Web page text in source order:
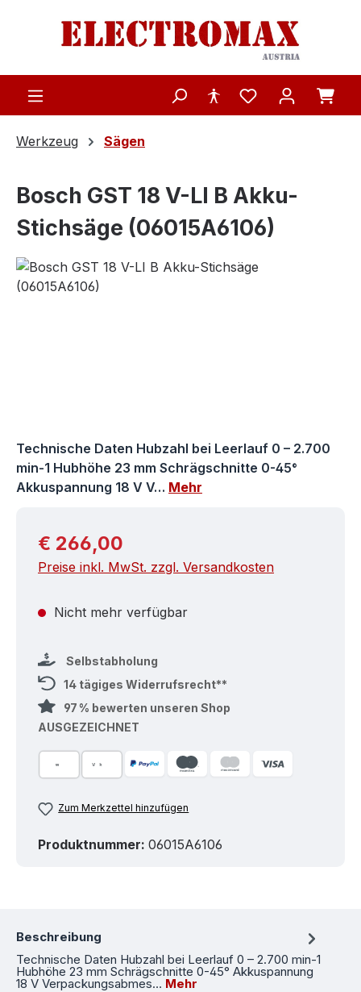
Zum Hauptinhalt springen
Werkzeug Sägen
Bosch GST 18 V-LI B Akku-
Stichsäge (06015A6106)
Bildergalerie überspringen
Technische Daten Hubzahl bei Leerlauf 0 – 2.700
min-1 Hubhöhe 23 mm Schrägschnitte 0-45°
Akkuspannung 18 V V… Mehr
Regulärer Preis:
€ 266,00
Preise inkl. MwSt. zzgl. Versandkosten
Nicht mehr verfügbar
Selbstabholung
14 tägiges Widerrufsrecht**
97 % bewerten unseren Shop
AUSGEZEICHNET
Zum Merkzettel hinzufügen
Produktnummer: 06015A6106
Beschreibung
Technische Daten Hubzahl bei Leerlauf 0 – 2.700 min-1
Hubhöhe 23 mm Schrägschnitte 0-45° Akkuspannung
18 V Verpackungsabmes… Mehr